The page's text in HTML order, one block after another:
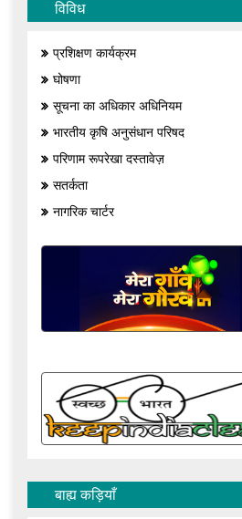
विविध
प्रशिक्षण कार्यक्रम
घोषणा
सूचना का अधिकार अधिनियम
भारतीय कृषि अनुसंधान परिषद
परिणाम रूपरेखा दस्तावेज़
सतर्कता
नागरिक चार्टर
बाह्य कड़ियाँ